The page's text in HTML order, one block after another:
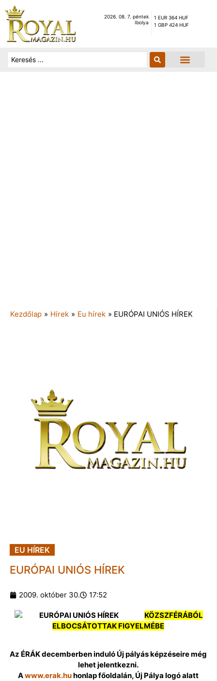
2026. 08. 7. péntek
Ibolya
1 EUR 364 HUF
1 GBP 424 HUF
Kezdőlap » Hírek » Eu hírek » EURÓPAI UNIÓS HÍREK
EU HÍREK
EURÓPAI UNIÓS HÍREK
2009. október 30. 17:52
KÖZSZFÉRÁBÓL
ELBOCSÁTOTTAK FIGYELMÉBE
Az ÉRÁK decemberben induló Új pályás képzéseire még
lehet jelentkezni.
Awww.erak.huhonlap főoldalán, Új Pálya logó alatt